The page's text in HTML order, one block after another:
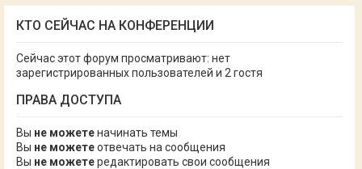
КТО СЕЙЧАС НА КОНФЕРЕНЦИИ
Сейчас этот форум просматривают: нет
зарегистрированных пользователей и 2 гостя
ПРАВА ДОСТУПА
Вы не можетеначинать темы
Вы не можетеотвечать на сообщения
Вы не можетередактировать свои сообщения